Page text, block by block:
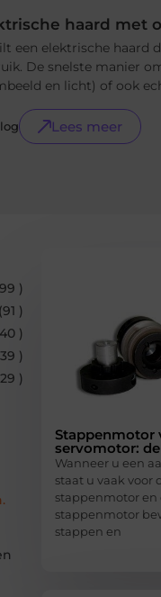
haard met
een elektrische haard
De snelste manier
en licht) of ook
Lees meer
)
(91 )
)
)
)
Stappenmotor
servomotor:
Wanneer u een
staat u vaak voor
stappenmotor en
stappenmotor
stappen en